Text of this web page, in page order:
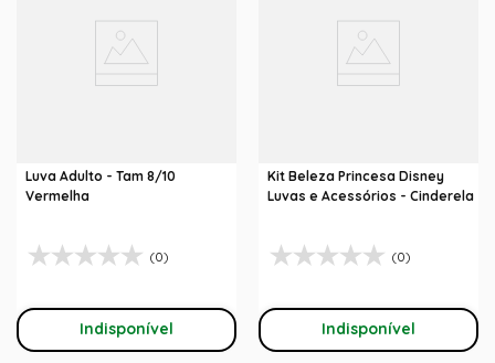
Luva Adulto - Tam 8/10
Vermelha
(0)
Indisponível
Kit Beleza Princesa Disney
Luvas e Acessórios - Cinderela
(0)
Indisponível